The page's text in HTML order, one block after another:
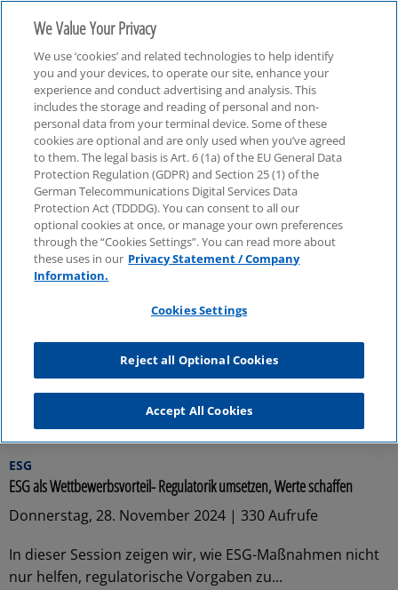
ESG beim Zukunftsgipfel 2024/2025
25:37
ESG
ESG als Wettbewerbsvorteil- Regulatorik umsetzen, Werte schaffen
Donnerstag, 28. November 2024 | 330 Aufrufe
In dieser Session zeigen wir, wie ESG-Maßnahmen nicht
nur helfen, regulatorische Vorgaben zu...
We Value Your Privacy
We use ‘cookies’ and related technologies to help identify
you and your devices, to operate our site, enhance your
experience and conduct advertising and analysis. This
includes the storage and reading of personal and non-
personal data from your terminal device. Some of these
cookies are optional and are only used when you’ve agreed
to them. The legal basis is Art. 6 (1a) of the EU General Data
Protection Regulation (GDPR) and Section 25 (1) of the
German Telecommunications Digital Services Data
Protection Act (TDDDG). You can consent to all our
optional cookies at once, or manage your own preferences
through the “Cookies Settings”. You can read more about
these uses in our Privacy Statement / Company
Information.
Cookies Settings
Reject all Optional Cookies
Accept All Cookies